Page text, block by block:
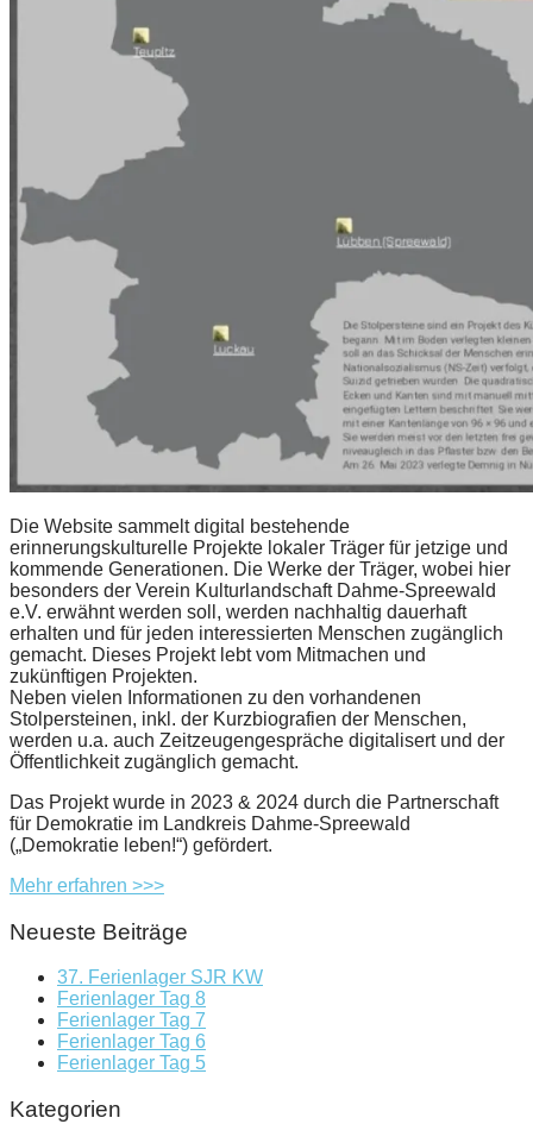
Die Website sammelt digital bestehende
erinnerungskulturelle Projekte lokaler Träger für jetzige und
kommende Generationen. Die Werke der Träger, wobei hier
besonders der Verein Kulturlandschaft Dahme-Spreewald
e.V. erwähnt werden soll, werden nachhaltig dauerhaft
erhalten und für jeden interessierten Menschen zugänglich
gemacht. Dieses Projekt lebt vom Mitmachen und
zukünftigen Projekten.
Neben vielen Informationen zu den vorhandenen
Stolpersteinen, inkl. der Kurzbiografien der Menschen,
werden u.a. auch Zeitzeugengespräche digitalisert und der
Öffentlichkeit zugänglich gemacht.
Das Projekt wurde in 2023 & 2024 durch die Partnerschaft
für Demokratie im Landkreis Dahme-Spreewald
(„Demokratie leben!“) gefördert.
Mehr erfahren >>>
Neueste Beiträge
37. Ferienlager SJR KW
Ferienlager Tag 8
Ferienlager Tag 7
Ferienlager Tag 6
Ferienlager Tag 5
Kategorien